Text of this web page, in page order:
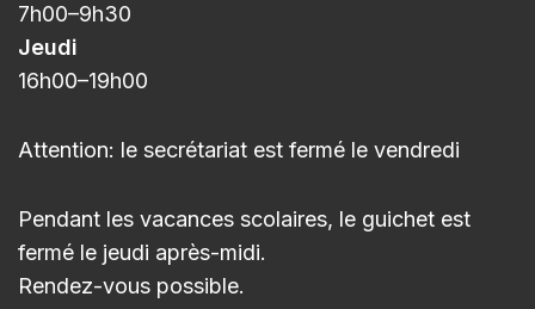
7h00–9h30
Jeudi
16h00–19h00
Attention: le secrétariat est fermé le vendredi
Pendant les vacances scolaires, le guichet est
fermé le jeudi après-midi.
Rendez-vous possible.